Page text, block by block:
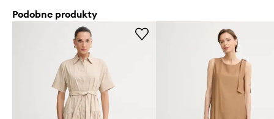
Podobne produkty